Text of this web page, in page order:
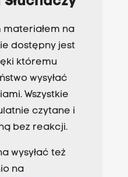
materiałem na
dostępny jest
któremu
wysyłać
Wszystkie
czytane i
bez reakcji.
wysyłać też
na